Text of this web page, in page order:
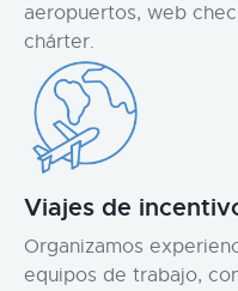
aeropuertos, web
chárter.
Viajes de
Organizamos
equipos de trabajo,